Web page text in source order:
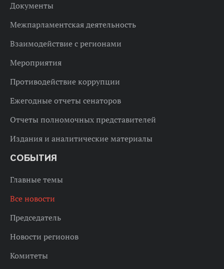
Документы
Межпарламентская деятельность
Взаимодействие с регионами
Мероприятия
Противодействие коррупции
Ежегодные отчеты сенаторов
Отчеты полномочных представителей
Издания и аналитические материалы
СОБЫТИЯ
Главные темы
Все новости
Председатель
Новости регионов
Комитеты